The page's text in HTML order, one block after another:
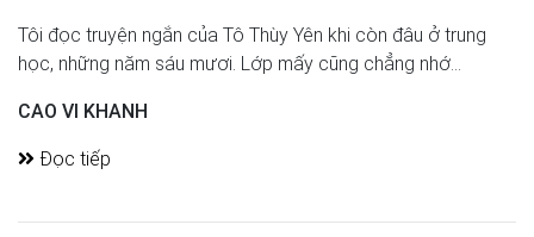
Tôi đọc truyện ngắn của Tô Thùy Yên khi còn đâu ở trung
học, những năm sáu mươi. Lớp mấy cũng chẳng nhớ...
CAO VI KHANH
Đọc tiếp